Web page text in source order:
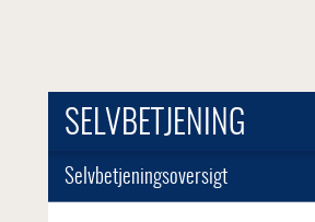
SELVBETJENING
Selvbetjeningsoversigt